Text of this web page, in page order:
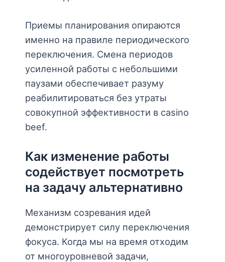
Приемы планирования опираются
именно на правиле периодического
переключения. Смена периодов
усиленной работы с небольшими
паузами обеспечивает разуму
реабилитироваться без утраты
совокупной эффективности в casino
beef.
Как изменение работы
содействует посмотреть
на задачу альтернативно
Механизм созревания идей
демонстрирует силу переключения
фокуса. Когда мы на время отходим
от многоуровневой задачи,